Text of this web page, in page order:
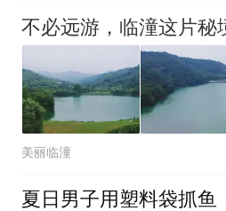
不必远游，临潼这片秘
美丽临潼
夏日男子用塑料袋抓鱼